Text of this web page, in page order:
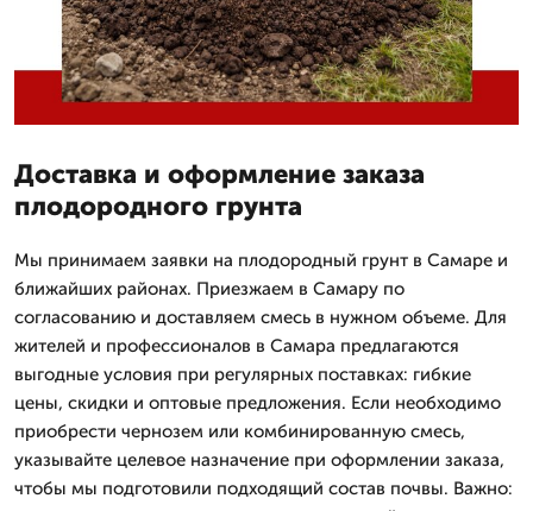
Доставка и оформление заказа
плодородного грунта
Мы принимаем заявки на плодородный грунт в Самаре и
ближайших районах. Приезжаем в Самару по
согласованию и доставляем смесь в нужном объеме. Для
жителей и профессионалов в Самара предлагаются
выгодные условия при регулярных поставках: гибкие
цены, скидки и оптовые предложения. Если необходимо
приобрести чернозем или комбинированную смесь,
указывайте целевое назначение при оформлении заказа,
чтобы мы подготовили подходящий состав почвы. Важно: